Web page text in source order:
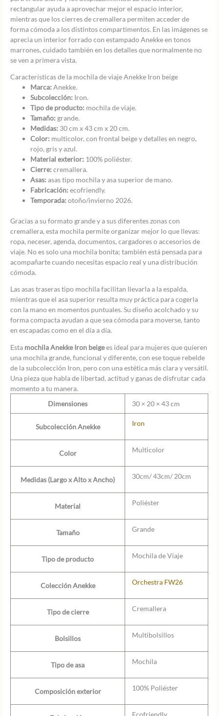
rectangular ayuda a aprovechar mejor el espacio interior,
mientras que los cierres de cremallera permiten acceder de
forma cómoda a los distintos compartimentos. En las imágenes se
aprecia un interior forrado con estampado Anekke en tonos
marrones, cuidado también en los detalles que normalmente no
se ven a primera vista.
Características de la mochila de viaje Anekke Iron beige
Marca: Anekke.
Subcolección: Iron.
Tipo de producto: mochila de viaje.
Tamaño: grande.
Medidas: 30 cm x 43 cm x 20 cm.
Color: multicolor, con frontal beige y detalles en negro,
rojo, gris y azul.
Material exterior: 100% poliéster.
Cierre: cremallera.
Asas: asas tipo mochila y asa superior de mano.
Fabricación: ecofriendly.
Temporada: otoño/invierno 2026.
Gracias a su formato grande y a sus diferentes zonas con
cremallera, esta mochila permite organizar mejor lo que llevas:
ropa, neceser, agenda, documentos, cargadores o accesorios de
viaje. No es solo una mochila bonita; también está pensada para
acompañarte cuando necesitas espacio real y una distribución
cómoda.
Las asas traseras tipo mochila facilitan llevarla a la espalda,
mientras que el asa superior resulta muy práctica para cogerla
con la mano en momentos puntuales. Su diseño acolchado y su
forma compacta ayudan a que sea cómoda para moverse, tanto
en escapadas como en el día a día.
Esta mochila Anekke Iron beigees ideal para mujeres que quieren
una mochila grande, funcional y diferente, con ese toque rebelde
de la subcolección Iron, pero con una estética más clara y versátil.
Una pieza que habla de libertad, actitud y ganas de disfrutar cada
momento a tu manera.
Dimensiones
30 × 20 × 43 cm
Subcolección Anekke Iron
Color Multicolor
Medidas (Largo x Alto x Ancho) 30cm/ 43cm/ 20cm
Material Poliéster
Tamaño Grande
Tipo de producto Mochila de Viaje
Colección Anekke Orchestra FW26
Tipo de cierre Cremallera
Bolsillos Multibolsillos
Tipo de asa Mochila
Composición exterior 100% Poliéster
Ecofriendly